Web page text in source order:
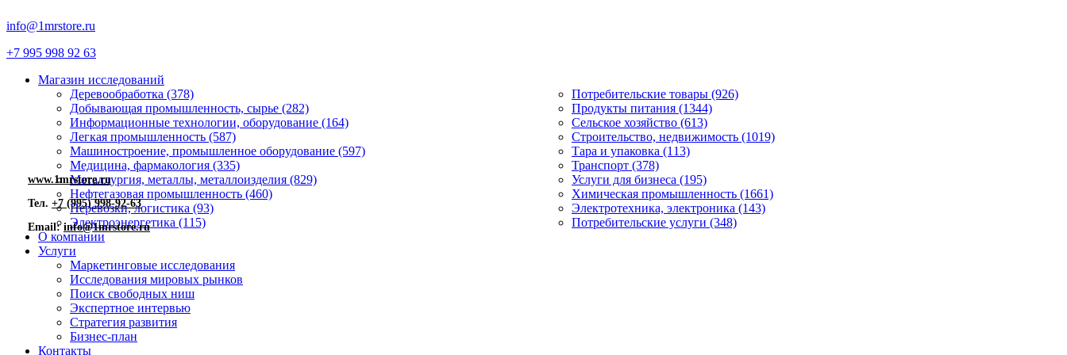
info@1mrstore.ru
+7 995 998 92 63
Магазин исследований
Деревообработка (378)
Добывающая промышленность, сырье (282)
Информационные технологии, оборудование (164)
Легкая промышленность (587)
Машиностроение, промышленное оборудование (597)
Медицина, фармакология (335)
Металлургия, металлы, металлоизделия (829)
Нефтегазовая промышленность (460)
Перевозки, логистика (93)
Электроэнергетика (115)
Потребительские товары (926)
Продукты питания (1344)
Сельское хозяйство (613)
Строительство, недвижимость (1019)
Тара и упаковка (113)
Транспорт (378)
Услуги для бизнеса (195)
Химическая промышленность (1661)
Электротехника, электроника (143)
Потребительские услуги (348)
О компании
Услуги
Маркетинговые исследования
Исследования мировых рынков
Поиск свободных ниш
Экспертное интервью
Стратегия развития
Бизнес-план
Контакты
www.1mrstore.ru
Тел. +7 (995) 998-92-63
Email:info@1mrstore.ru